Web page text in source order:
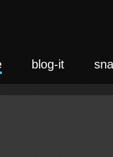
blog-it